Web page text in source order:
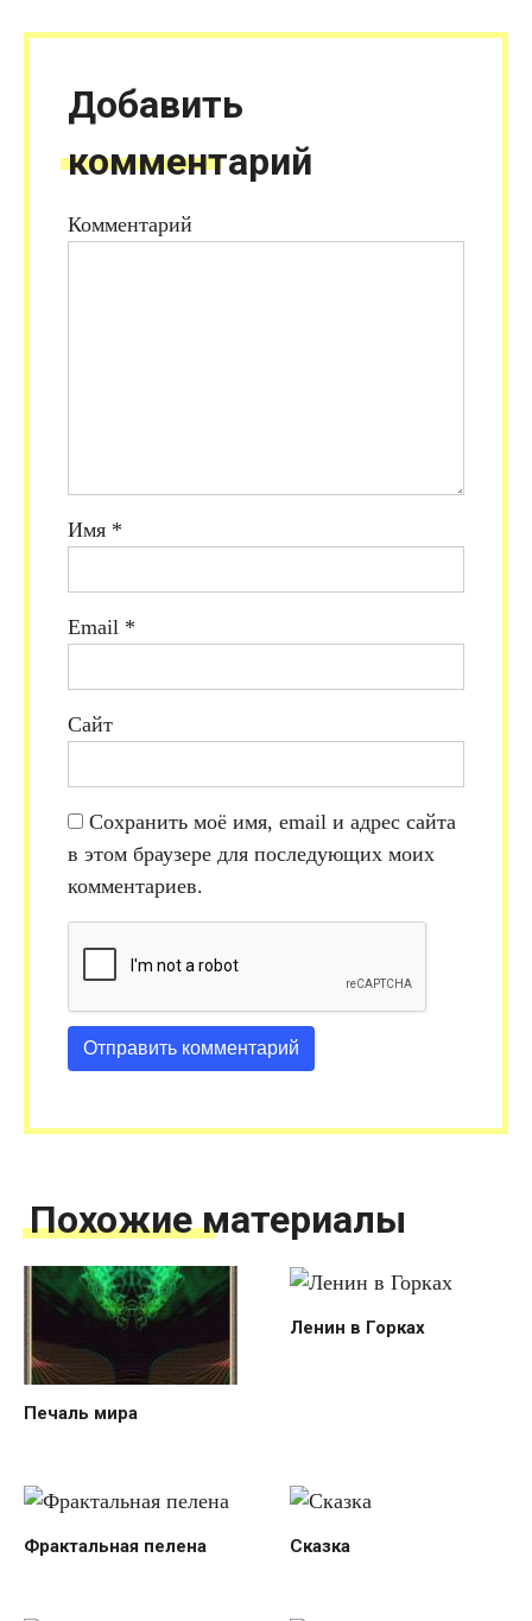
Добавить
комментарий
Комментарий
Имя *
Email *
Сайт
Сохранить моё имя, email и адрес сайта
в этом браузере для последующих моих
комментариев.
Похожие материалы
Печаль мира
Ленин в Горках
Фрактальная пелена Сказка